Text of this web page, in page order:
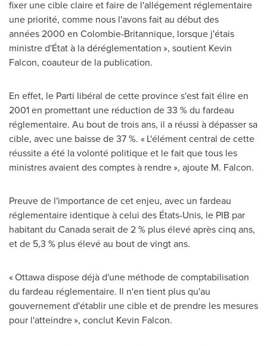
fixer une cible claire et faire de l'allégement réglementaire
une priorité, comme nous l'avons fait au début des
années 2000 en Colombie-Britannique, lorsque j'étais
ministre d'État à la déréglementation », soutient Kevin
Falcon, coauteur de la publication.
En effet, le Parti libéral de cette province s'est fait élire en
2001 en promettant une réduction de 33 % du fardeau
réglementaire. Au bout de trois ans, il a réussi à dépasser sa
cible, avec une baisse de 37 %. « L'élément central de cette
réussite a été la volonté politique et le fait que tous les
ministres avaient des comptes à rendre », ajoute M. Falcon.
Preuve de l'importance de cet enjeu, avec un fardeau
réglementaire identique à celui des États-Unis, le PIB par
habitant du Canadaserait de 2 % plus élevé après cinq ans,
et de 5,3 % plus élevé au bout de vingt ans.
« Ottawa dispose déjà d'une méthode de comptabilisation
du fardeau réglementaire. Il n'en tient plus qu'au
gouvernement d'établir une cible et de prendre les mesures
pour l'atteindre », conclut Kevin Falcon.